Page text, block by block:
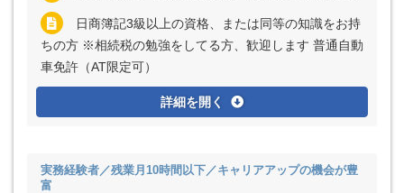
日商簿記3級以上の資格、または同等の知識をお持
ちの方 ※相続税の勉強をしてる方、歓迎します 普通自動
車免許（AT限定可）
詳細を開く
実務経験者／残業月10時間以下／キャリアアップの機会が豊
富